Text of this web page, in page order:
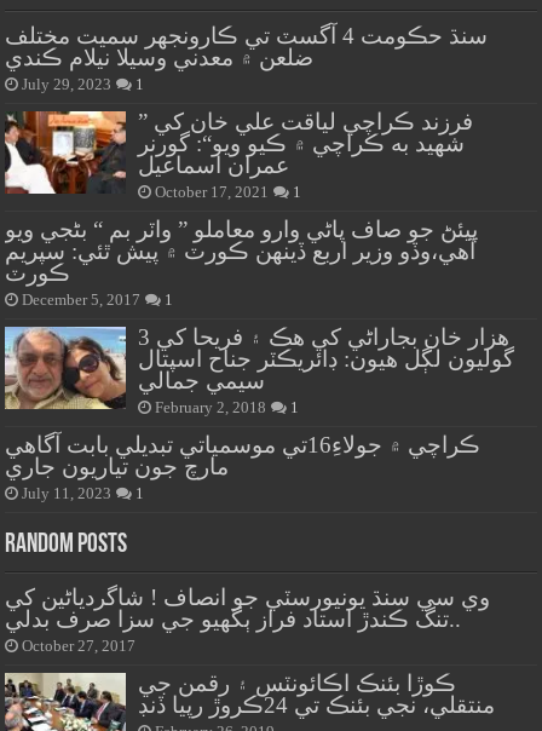
سنڌ حڪومت 4 آگسٽ تي ڪارونجهر سميت مختلف
ضلعن ۾ معدني وسيلا نيلام ڪندي
July 29, 2023 1
” فرزند ڪراچي لياقت علي خان کي
شهيد به ڪراچي ۾ ڪيو ويو“: گورنر
عمران اسماعيل
October 17, 2021 1
پيئڻ جو صاف پاڻي وارو معاملو ” واٽر بم “ بڻجي ويو
آهي،وڏو وزير اربع ڏينهن ڪورٽ ۾ پيش ٿئي: سپريم
ڪورٽ
December 5, 2017 1
هزار خان بجاراڻي کي هڪ ۽ فريحا کي 3
گوليون لڳل هيون: ڊائريڪٽر جناح اسپتال
سيمي جمالي
February 2, 2018 1
ڪراچي ۾ جولاءِ16تي موسمياتي تبديلي بابت آگاهي
مارچ جون تياريون جاري
July 11, 2023 1
Random Posts
وي سي سنڌ يونيورسٽي جو انصاف ! شاگردياڻين کي
تنگ ڪندڙ استاد فراز ٻگهيو جي سزا صرف بدلي..
October 27, 2017
ڪوڙا بئنڪ اڪائونٽس ۽ رقمن جي
منتقلي، نجي بئنڪ تي 24ڪروڙ رپيا ڏنڊ